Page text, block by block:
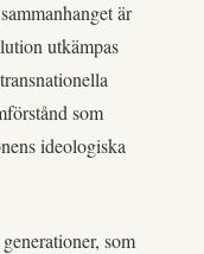
är
utkämpas
som
ideologiska
som